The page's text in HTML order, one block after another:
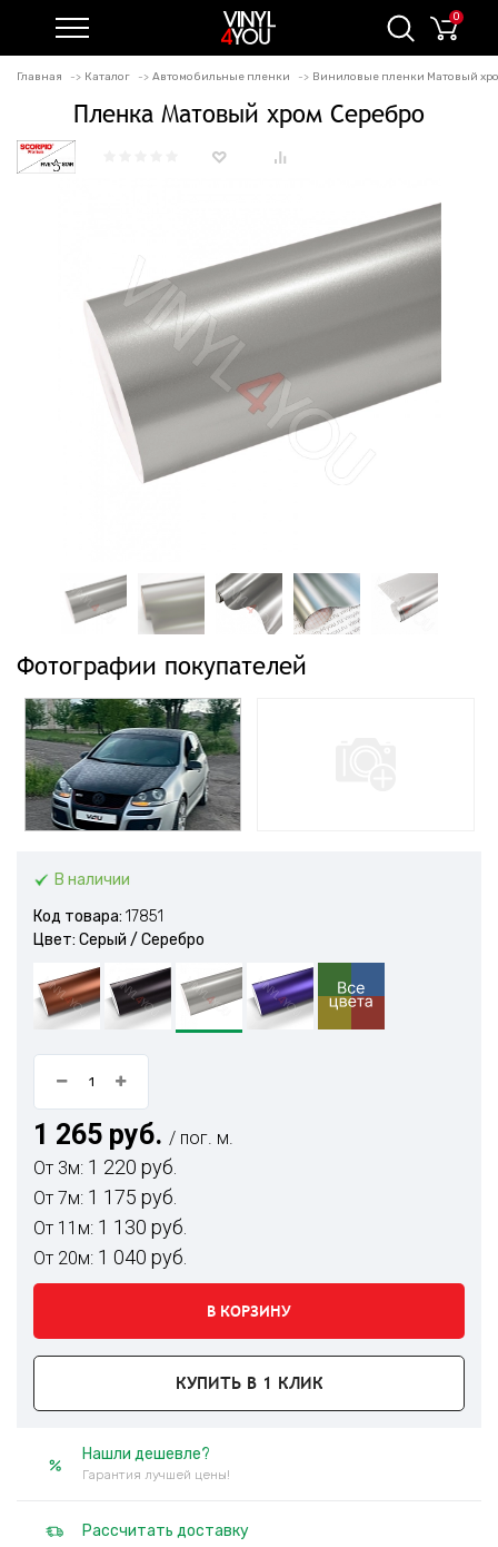
0
Главная Каталог Автомобильные пленки Виниловые пленки Матовый
Пленка Матовый хром Серебро
Фотографии покупателей
В наличии
Код товара: 17851
Цвет: Серый / Серебро
1 265 руб. / пог. м.
От 3м: 1 220 руб.
От 7м: 1 175 руб.
От 11м: 1 130 руб.
От 20м: 1 040 руб.
В КОРЗИНУ
КУПИТЬ В 1 КЛИК
Нашли дешевле?
Гарантия лучшей цены!
Рассчитать доставку